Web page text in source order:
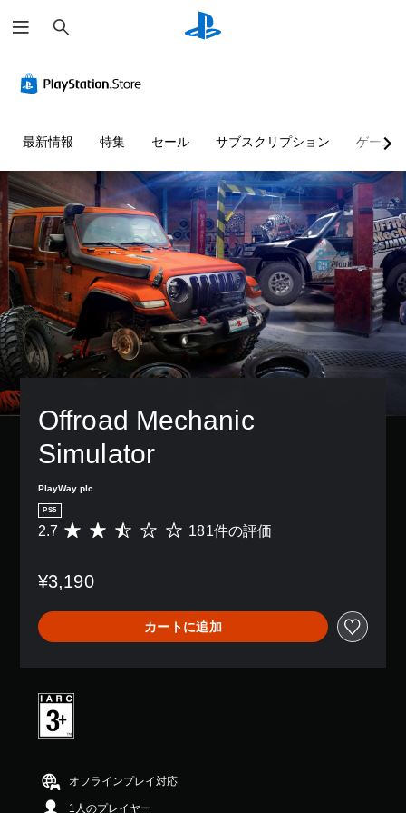
索
最新情報 特集 セール サブスクリプション ゲーム
Offroad Mechanic
Simulator
PlayWay plc
PS5
評
は
8
1
、
評
価
は
階
の
2.7 181件の評価
¥3,190
カートに追加
オフラインプレイ対応
1人のプレイヤー